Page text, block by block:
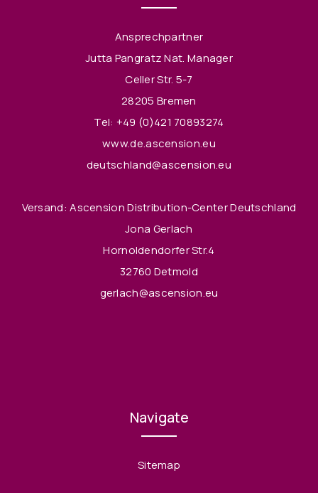
Ansprechpartner
Jutta Pangratz Nat. Manager
Celler Str. 5-7
28205 Bremen
Tel: +49 (0)421 70893274
www.de.ascension.eu
deutschland@ascension.eu
Versand: Ascension Distribution-Center Deutschland
Jona Gerlach
Hornoldendorfer Str.4
32760 Detmold
gerlach@ascension.eu
Navigate
Sitemap